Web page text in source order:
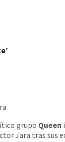
grupo Queen
Jara tras sus